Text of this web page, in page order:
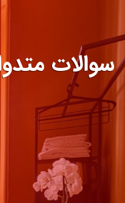
سوالات
مهمترین سوالاتی که
باید بدانید